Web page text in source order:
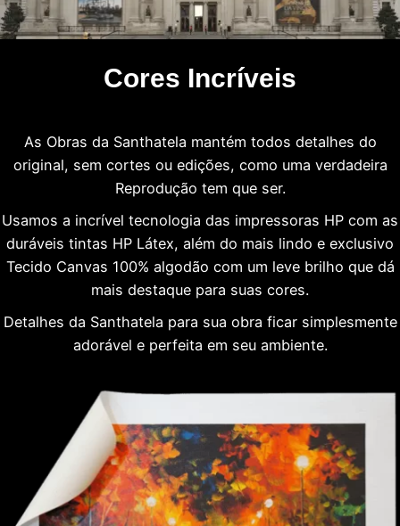
Cores Incríveis
As Obras da Santhatela mantém todos detalhes do
original, sem cortes ou edições, como uma verdadeira
Reprodução tem que ser.
Usamos a incrível tecnologia das impressoras HP com as
duráveis tintas HP Látex, além do mais lindo e exclusivo
Tecido Canvas 100% algodão com um leve brilho que dá
mais destaque para suas cores.
Detalhes da Santhatela para sua obra ficar simplesmente
adorável e perfeita em seu ambiente.